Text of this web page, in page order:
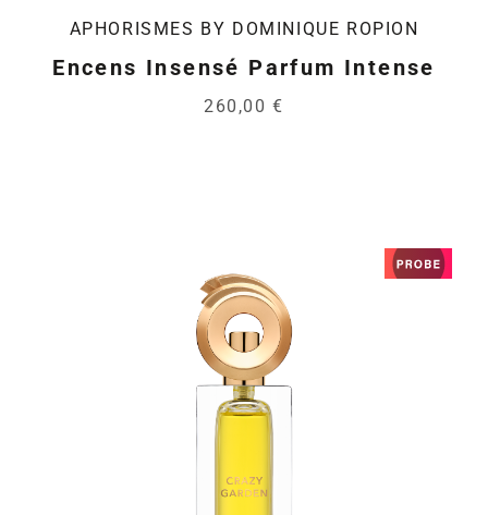
APHORISMES BY DOMINIQUE ROPION
Encens Insensé Parfum Intense
260,00 €